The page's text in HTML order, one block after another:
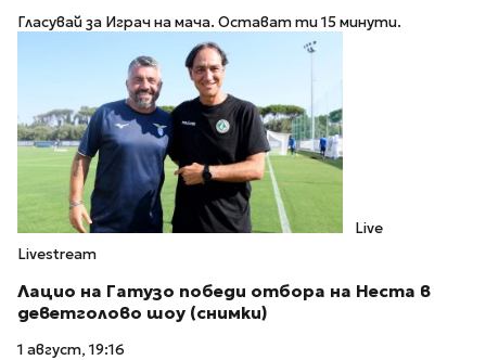
Гласувай за Играч на мача. Остават ти 15 минути.
Live
Livestream
Лацио на Гатузо победи отбора на Неста в
деветголово шоу (снимки)
1 август, 19:16